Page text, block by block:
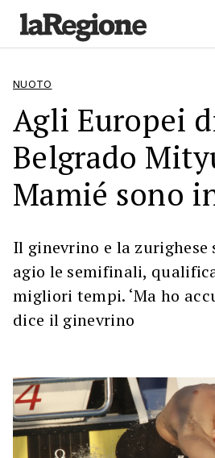
NUOTO
Agli Europei
Belgrado
Mamié sono
Il ginevrino e la zurighese
agio le semifinali,
migliori tempi. ‘Ma ho
dice il ginevrino